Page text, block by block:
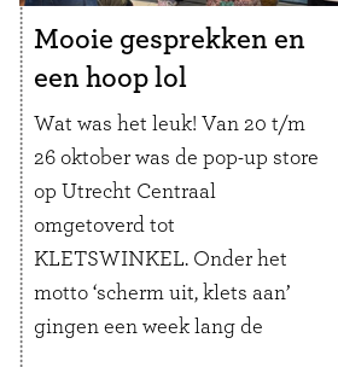
Mooie gesprekken en
een hoop lol
Wat was het leuk! Van 20 t/m
26 oktober was de pop-up store
op Utrecht Centraal
omgetoverd tot
KLETSWINKEL. Onder het
motto ‘scherm uit, klets aan’
gingen een week lang de